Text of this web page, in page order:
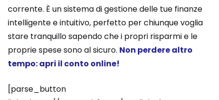
corrente. È un sistema di gestione delle tue finanze
intelligente e intuitivo, perfetto per chiunque voglia
stare tranquillo sapendo che i propri risparmi e le
proprie spese sono al sicuro. Non perdere altro
tempo: apri il conto online!
[parse_button